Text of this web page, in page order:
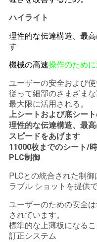
ハイライト
理性的な伝達構造、最
す
機械の高速操作のため
ユーザーの安全および
従って細部のさまざま
最大限に活用される。
上シートおよび底シー
理性的な伝達構造、最
スピードをあげます
11000枚までのシート/
PLC制御
PLCとの統合された制
ラブル ショットを提供で
ユーザーのための安全
されています。
標準的な上薄板になる
訂正システム